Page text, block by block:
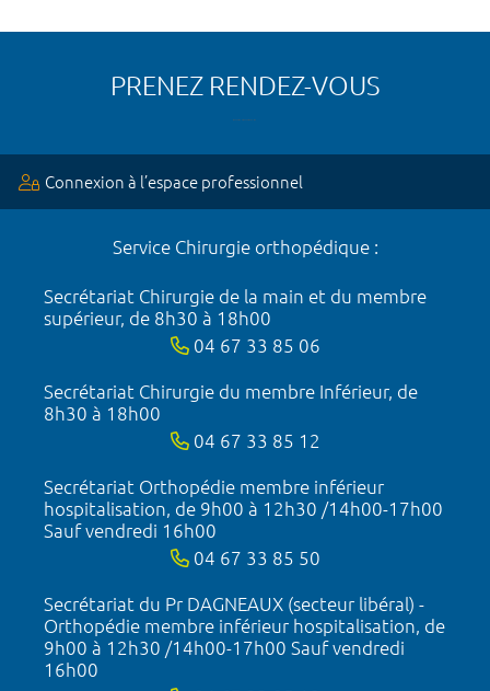
PRENEZ RENDEZ-VOUS
Connexion à l’espace professionnel
Service Chirurgie orthopédique :
Secrétariat Chirurgie de la main et du membre
supérieur, de 8h30 à 18h00
04 67 33 85 06
Secrétariat Chirurgie du membre Inférieur, de
8h30 à 18h00
04 67 33 85 12
Secrétariat Orthopédie membre inférieur
hospitalisation, de 9h00 à 12h30 /14h00-17h00
Sauf vendredi 16h00
04 67 33 85 50
Secrétariat du Pr DAGNEAUX (secteur libéral) -
Orthopédie membre inférieur hospitalisation, de
9h00 à 12h30 /14h00-17h00 Sauf vendredi
16h00